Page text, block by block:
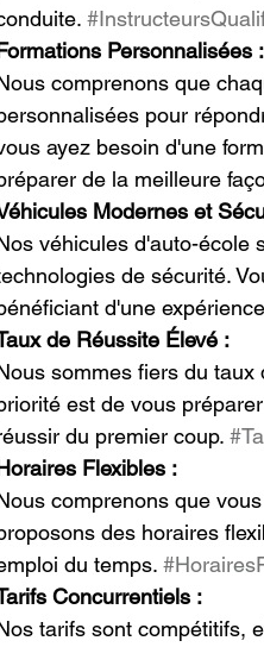
Personnalisées :
comprenons que
pour
ayez besoin d'une
de la meilleure
Modernes et
véhicules d'auto-école
de sécurité.
d'une
de Réussite Élevé :
sommes fiers du
est de vous
du premier coup.
Flexibles :
comprenons que
des horaires
du temps.
Concurrentiels :
tarifs sont compétitifs,